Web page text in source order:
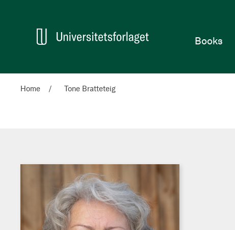
Home
Books
Home Tone Bratteteig
Tone
Bratteteig